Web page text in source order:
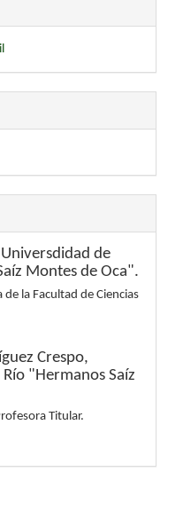
Universdidad de
Montes de Oca".
la Facultad de Ciencias
Crespo,
"Hermanos Saíz
Titular.